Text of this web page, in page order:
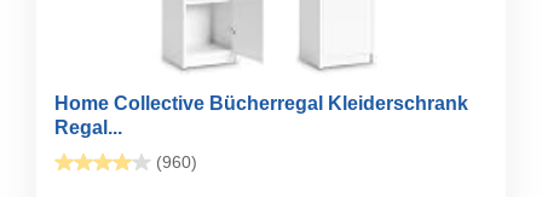
Home Collective Bücherregal Kleiderschrank
Regal...
(960)